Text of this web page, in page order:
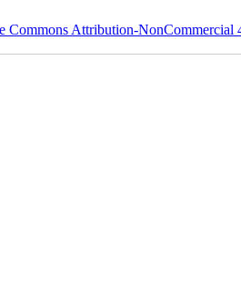
Commons Attribution-NonCommercial